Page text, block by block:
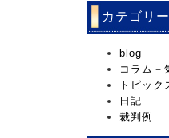
カテゴリー
blog
コラム－
トピック
日記
裁判例